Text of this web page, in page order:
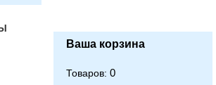
Ваша корзина
Товаров: 0